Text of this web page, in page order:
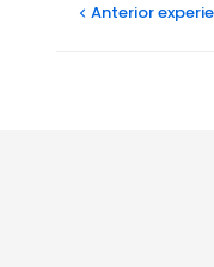
Anterior